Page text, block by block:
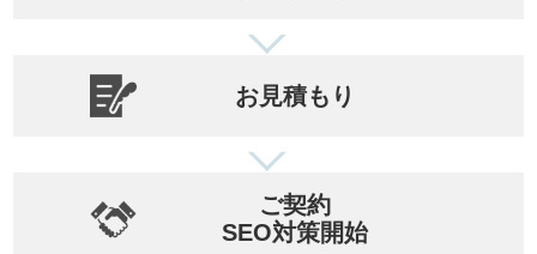
お見積もり
ご契約
SEO対策開始